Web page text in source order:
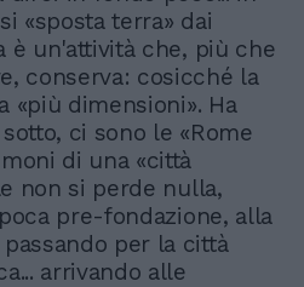
«sposta terra» dai
è un'attività che, più che
conserva: cosicché la
«più dimensioni». Ha
ci sono le «Rome
di una «città
non si perde nulla,
pre-fondazione, alla
per la città
arrivando alle